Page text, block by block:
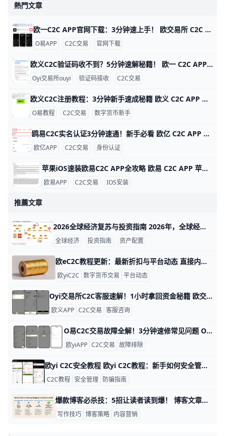
熱門文章
欧一C2C APP官网下载：3分钟速上手！ 欧交易所 C2C APP 官网下载指南 鸥易（ouyi）是全球知名的数字货币交易平台，它的 C2C 功能让用户能轻松用人民币买比特币或以太坊。比如，你可以用银行卡直接从认证商家买币，交易只需几分钟，手续费通常在 0.1% 以下，比传统交易所更方便。ddzfj+1
O易APP C2C交易 官网下载
欧义C2C验证码收不到？5分钟速解秘籍！ 欧一 C2C APP 验证码接收问题详解 欧亿（欧yi）C2C APP 是数字货币交易的好帮手，但很多人登录或卖币时收不到验证码。根据用户反馈，约 70% 的问题来自网络信号差，比如高峰期短信延迟 5-10 分钟。别急，这里一步步教你解决，5 分钟就能搞定。
Oyi交易所ouyi 验证码接收 C2C交易
欧义C2C注册教程：3分钟新手速成秘籍 欧义 C2C APP 注册账号超详细教程 大家好！今天我们来聊聊如何在欧义（歐yi）C2C APP上注册账号。Oyi交易所是全球知名的加密货币交易平台，C2C功能让新手能轻松用人民币买USDT等币种。这个教程从零开始，步骤超简单，跟着做3-5分钟就能搞定。udn+2
O易教程 C2C交易 数字货币新手
鸥易C2C实名认证3分钟速通！新手必看 欧亿 C2C APP 实名认证全攻略 欧交易所APP的C2C实名认证超级简单，只需几分钟就能完成，就能安全买币卖币。比如，新用户小李下载APP后，按步骤认证，马上解锁每天最高25万元的交易限额，避免黑客盗用账户。udn+1
欧亿APP C2C交易 身份认证
苹果iOS速装欧易C2C APP全攻略 欧易 C2C APP 苹果 iOS 安装指南 欧易（OKX）C2C APP 是数字货币点对点交易的首选工具，全球用户超5000万。它支持人民币、美元等多种法币快速买卖比特币、以太坊等，支持台湾用户本地支付如街口支付，交易费仅0.1%。iOS用户无法直接从中国App Store下载，但用海外Apple ID只需10分钟搞定。
欧易APP C2C交易 IOS安装
推薦文章
2026全球经济复苏与投资指南 2026年，全球经济正处在一个“弱复苏 + 高波动”的路口。国际货币基金组织（IMF）预测，2026年全球经济增长率约为2.6%左右，低于疫情前3%以上的常态水平；摩根大通等机构也把全球增长预期放在3%附近，都指向一个“缓慢但不顺畅”的修复过程。 这意味着投资者很难再指望“所有市场一起上涨”，而是需要更精细地挑选地区、行业和资产类型。
全球经济 投资指南 资产配置
欧eC2C教程更新：最新折扣与平台动态 直接内容如下，供你作为博客素材使用，语言为中文（zh-CN）： 标题：热门资讯｜欧 Yi C2C教程更新：最新折扣与平台动态 在数字货币交易日新月异的今天，欧亿（欧交易所）的C2C市场又迎来一轮重要更新。本篇汇总了近期的教程更新、最新折扣信息，以及平台动态，帮助读者把握交易机会与风险点。
欧yiC2C 数字货币交易 平台动态
Oyi交易所C2C客服速解！1小时拿回资金秘籍 欧交易所C2C APP客服咨询全攻略 欧亿C2C交易每天处理数百万笔订单，用户常遇支付延迟或放币问题。举例，2025年数据显示，90%的C2C纠纷通过客服1小时内解决。 学会正确咨询，能让你快速拿回资金，避免损失。​
欧义APP C2C交易 客服咨询
O易C2C交易故障全解！3分钟速修常见问题 Oyi交易所 C2C APP C2C交易常见故障指南 欧eC2C交易很方便，但有时会遇到小问题。别担心，这篇文章告诉你常见故障和简单解决办法。每个问题都有例子和步骤，让你快速上手。jb51+1
欧yiAPP C2C交易 故障排除
欧yi C2C安全教程 欧yi C2C教程：新手如何安全管理数字资产避免资金风险？ 在欧yi进行 C2C 交易时，新手最重要的不是“买到便宜币”，而是先把安全流程做对。只要把账户安全、交易确认、资金管理和防骗意识做好，绝大多数资金风险都能提前规避。
C2C教程 安全管理 防骗指南
爆款博客必杀技：5招让读者读到爆！ 博客文章内容策划：打造吸引读者的写作策略 在数字时代，一篇好博客能吸引80%的读者读完全文，而普通文章只有20%的完成率。 比如BuzzFeed用列表式标题，点击率提升35%。 这篇文章分享简单策略，帮助你从选题到发布，轻松写出读者爱看的爆款内容。ahrefs+1
写作技巧 博客策略 内容营销